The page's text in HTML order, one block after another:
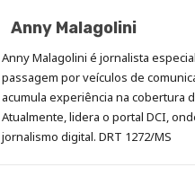
Anny Malagolini
Anny Malagolini é jornalista
passagem por veículos de
acumula experiência na cobertura
Atualmente, lidera o portal DCI,
jornalismo digital. DRT 1272/MS